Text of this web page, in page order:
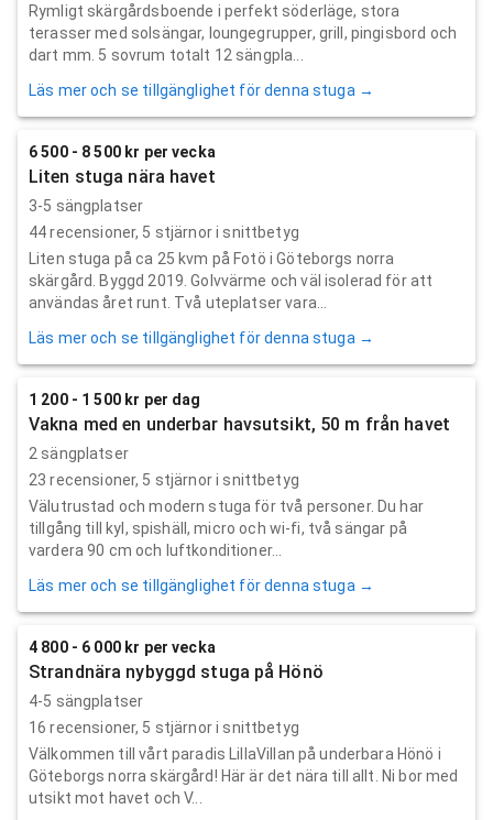
Rymligt skärgårdsboende i perfekt söderläge, stora
terasser med solsängar, loungegrupper, grill, pingisbord och
dart mm. 5 sovrum totalt 12 sängpla...
Läs mer och se tillgänglighet för denna stuga →
6 500 - 8 500 kr per vecka
Liten stuga nära havet
3-5 sängplatser
44recensioner, 5 stjärnor i snittbetyg
Liten stuga på ca 25 kvm på Fotö i Göteborgs norra
skärgård. Byggd 2019. Golvvärme och väl isolerad för att
användas året runt. Två uteplatser vara...
Läs mer och se tillgänglighet för denna stuga →
1 200 - 1 500 kr per dag
Vakna med en underbar havsutsikt, 50 m från havet
2 sängplatser
23 recensioner, 5 stjärnor i snittbetyg
Välutrustad och modern stuga för två personer. Du har
tillgång till kyl, spishäll, micro och wi-fi, två sängar på
vardera 90 cm och luftkonditioner...
Läs mer och se tillgänglighet för denna stuga →
4 800 - 6 000 kr per vecka
Strandnära nybyggd stuga på Hönö
4-5 sängplatser
16 recensioner, 5 stjärnor i snittbetyg
Välkommen till vårt paradis LillaVillan på underbara Hönö i
Göteborgs norra skärgård! Här är det nära till allt. Ni bor med
utsikt mot havet och V...